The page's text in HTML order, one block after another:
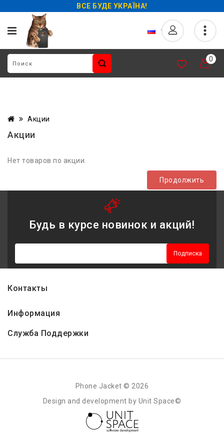
ВСЕ БУДЕ УКРАЇНА!
0
Акции
Акции
Нет товаров по акции.
Продолжить
Будь в курсе новинок и акций!
Подписка
Контакты
Информация
Служба Поддержки
Phone Jacket © 2026
Design and development by Unit Space©